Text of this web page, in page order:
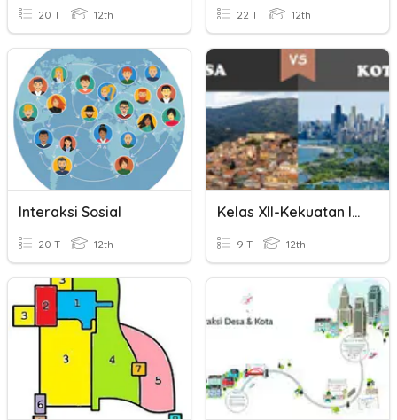
20 T 12th 22 T 12th
Interaksi Sosial
20 T 12th
Kelas XII-Kekuatan Interaksi Desa Kota
9 T 12th